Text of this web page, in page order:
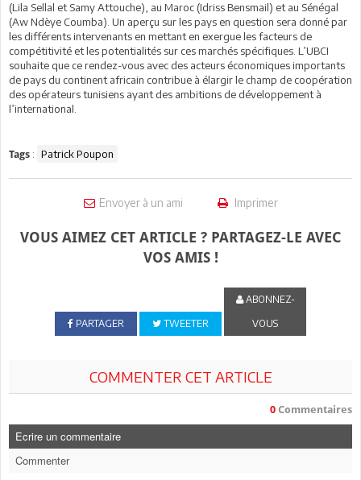
(Lila Sellal et Samy Attouche), au Maroc (Idriss Bensmail) et au Sénégal
(Aw Ndèye Coumba). Un aperçu sur les pays en question sera donné par
les différents intervenants en mettant en exergue les facteurs de
compétitivité et les potentialités sur ces marchés spécifiques. L’UBCI
souhaite que ce rendez-vous avec des acteurs économiques importants
de pays du continent africain contribue à élargir le champ de coopération
des opérateurs tunisiens ayant des ambitions de développement à
l’international.
Tags : Patrick Poupon
Envoyer à un ami Imprimer
VOUS AIMEZ CET ARTICLE ? PARTAGEZ-LE AVEC
VOS AMIS !
PARTAGER TWEETER
ABONNEZ-
VOUS
COMMENTER CET ARTICLE
0 Commentaires
Ecrire un commentaire
Commenter